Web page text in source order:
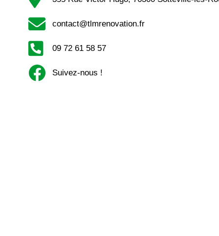
contact@tlmrenovation.fr
09 72 61 58 57
Suivez-nous !